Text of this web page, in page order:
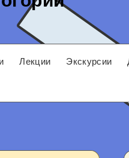
Лекции Экскурсии